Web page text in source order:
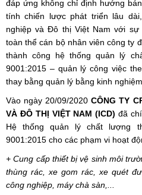
đáp ứng không chỉ định hướng
tính chiến lược phát triển lâu
nghiệp và Đô thị Việt Nam với sự
toàn thể cán bộ nhân viên công ty
thành công hệ thống quản lý
9001:2015 – quản lý công việc
thay bằng quản lý bằng kinh nghiệm.
Vào ngày 20/09/2020CÔNG TY
VÀ ĐÔ THỊ VIỆT NAM (ICD) đã
Hệ thống quản lý chất lượng
9001:2015 cho các phạm vi hoạt
+ Cung cấp thiết bị vệ sinh môi
thùng rác, xe gom rác, xe quét
công nghiệp, máy chà sàn,...